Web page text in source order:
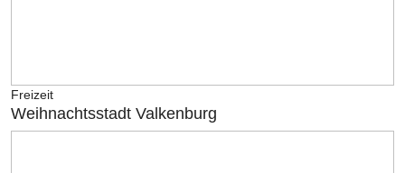
Freizeit
Weihnachtsstadt Valkenburg